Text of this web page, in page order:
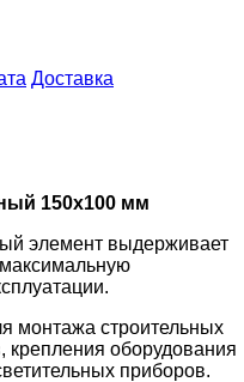
Доставка
150х100 мм
элемент выдерживает
монтажа строительных
крепления оборудования
приборов.